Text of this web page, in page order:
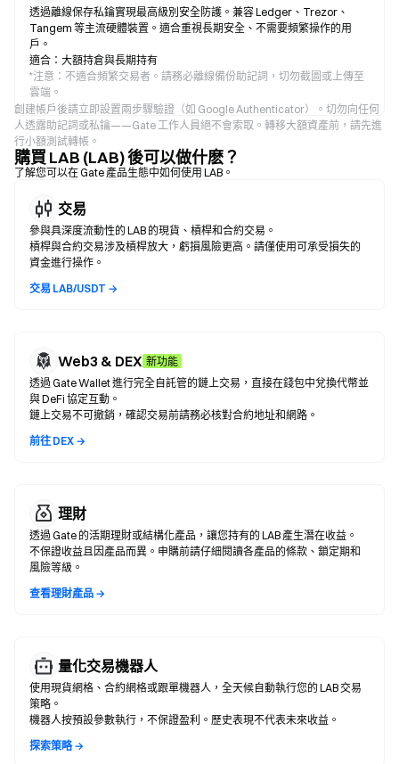
透過離線保存私鑰實現最高級別安全防護。兼容 Ledger、Trezor、
Tangem 等主流硬體裝置。適合重視長期安全、不需要頻繁操作的用
戶。
適合：大額持倉與長期持有
*注意：不適合頻繁交易者。請務必離線備份助記詞，切勿截圖或上傳至
雲端。
創建帳戶後請立即設置兩步驟驗證（如 Google Authenticator）。切勿向任何
人透露助記詞或私鑰——Gate 工作人員絕不會索取。轉移大額資產前，請先進
行小額測試轉帳。
購買 LAB (LAB) 後可以做什麽？
了解您可以在 Gate 產品生態中如何使用 LAB。
交易
參與具深度流動性的 LAB 的現貨、槓桿和合約交易。
槓桿與合約交易涉及槓桿放大，虧損風險更高。請僅使用可承受損失的
資金進行操作。
交易 LAB/USDT →
Web3 & DEX 新功能
透過 Gate Wallet 進行完全自託管的鏈上交易，直接在錢包中兌換代幣並
與 DeFi 協定互動。
鏈上交易不可撤銷，確認交易前請務必核對合約地址和網路。
前往 DEX →
理財
透過 Gate 的活期理財或結構化產品，讓您持有的 LAB 產生潛在收益。
不保證收益且因產品而異。申購前請仔細閱讀各產品的條款、鎖定期和
風險等級。
查看理財產品 →
量化交易機器人
使用現貨網格、合約網格或跟單機器人，全天候自動執行您的 LAB 交易
策略。
機器人按預設參數執行，不保證盈利。歷史表現不代表未來收益。
探索策略 →